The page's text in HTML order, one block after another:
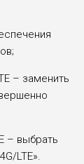
– заменить
– выбрать
LTE».